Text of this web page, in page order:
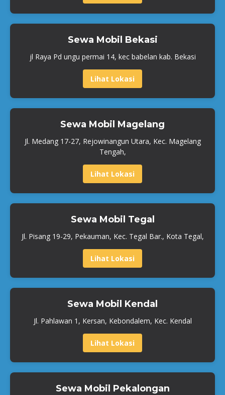
Sewa Mobil Bekasi
jl Raya Pd ungu permai 14, kec babelan kab. Bekasi
Lihat Lokasi
Sewa Mobil Magelang
Jl. Medang 17-27, Rejowinangun Utara, Kec. Magelang
Tengah,
Lihat Lokasi
Sewa Mobil Tegal
Jl. Pisang 19-29, Pekauman, Kec. Tegal Bar., Kota Tegal,
Lihat Lokasi
Sewa Mobil Kendal
Jl. Pahlawan 1, Kersan, Kebondalem, Kec. Kendal
Lihat Lokasi
Sewa Mobil Pekalongan